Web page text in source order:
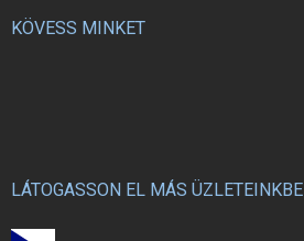
KÖVESS MINKET
LÁTOGASSON EL MÁS ÜZLETEINKBE